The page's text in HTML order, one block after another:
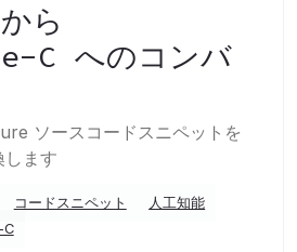
ら
C へのコンバ
ソースコードスニペットを
ます
コードスニペット
人工知能
C